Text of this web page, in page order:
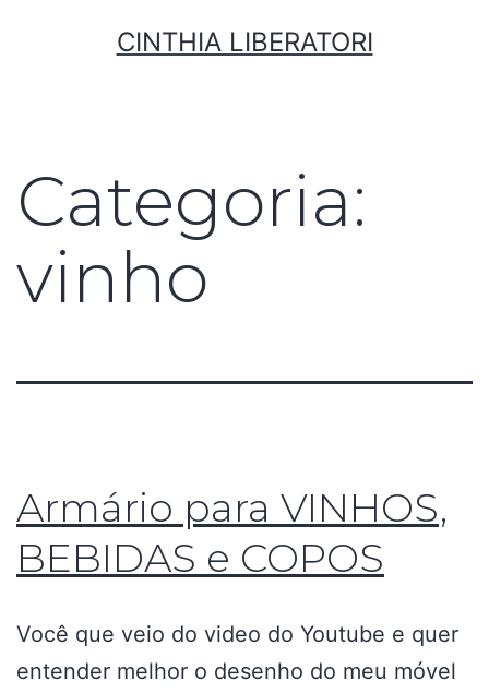
CINTHIA LIBERATORI
Categoria:
vinho
Armário para VINHOS,
BEBIDAS e COPOS
Você que veio do video do Youtube e quer
entender melhor o desenho do meu móvel